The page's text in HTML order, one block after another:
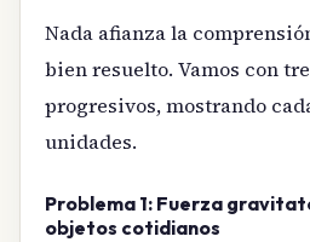
Nada afianza la
bien resuelto. Vamos con
progresivos, mostrando
unidades.
Problema 1: Fuerza
objetos cotidianos